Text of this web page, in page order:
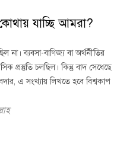
যাচ্ছি আমরা?
না। ব্যবসা-বাণিজ্য বা অর্থনীতির
প্রস্তুতি চলছিল। কিন্তু বাদ সেধেছে
এ সংখ্যায় লিখতে হবে বিশ্বকাপ